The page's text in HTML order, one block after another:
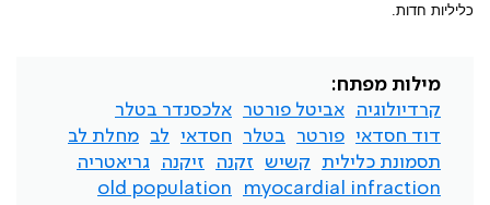
כליליות חדות.
מילות מפתח:
קרדיולוגיה
אביטל פורטר
אלכסנדר בטלר
דוד חסדאי פורטר בטלר חסדאי לב
מחלת לב
תסמונת כלילית
קשיש זקנה זיקנה
גריאטריה
myocardial infraction
old population